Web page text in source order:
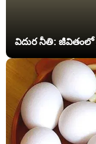
విదుర నీతి: జీవితంలో